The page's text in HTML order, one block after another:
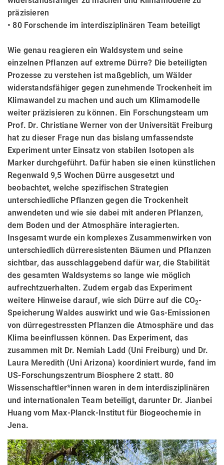
präzisieren
• 80 Forschende im interdisziplinären Team beteiligt
Wie genau reagieren ein Waldsystem und seine
einzelnen Pflanzen auf extreme Dürre? Die beteiligten
Prozesse zu verstehen ist maßgeblich, um Wälder
widerstandsfähiger gegen zunehmende Trockenheit im
Klimawandel zu machen und auch um Klimamodelle
weiter präzisieren zu können. Ein Forschungsteam um
Prof. Dr. Christiane Werner von der Universität Freiburg
hat zu dieser Frage nun das bislang umfassendste
Experiment unter Einsatz von stabilen Isotopen als
Marker durchgeführt. Dafür haben sie einen künstlichen
Regenwald 9,5 Wochen Dürre ausgesetzt und
beobachtet, welche spezifischen Strategien
unterschiedliche Pflanzen gegen die Trockenheit
anwendeten und wie sie dabei mit anderen Pflanzen,
dem Boden und der Atmosphäre interagierten.
Insgesamt wurde ein komplexes Zusammenwirken von
unterschiedlich dürreresistenten Bäumen und Pflanzen
sichtbar, das ausschlaggebend dafür war, die Stabilität
des gesamten Waldsystems so lange wie möglich
aufrechtzuerhalten. Zudem ergab das Experiment
weitere Hinweise darauf, wie sich Dürre auf die CO2-
Speicherung Waldes auswirkt und wie Gas-Emissionen
von dürregestressten Pflanzen die Atmosphäre und das
Klima beeinflussen können. Das Experiment, das
zusammen mit Dr. Nemiah Ladd (Uni Freiburg) und Dr.
Laura Meredith (Uni Arizona) koordiniert wurde, fand im
US-Forschungszentrum Biosphere 2 statt. 80
Wissenschaftler*innen waren in dem interdisziplinären
und internationalen Team beteiligt, darunter Dr. Jianbei
Huang vom Max-Planck-Institut für Biogeochemie in
Jena.